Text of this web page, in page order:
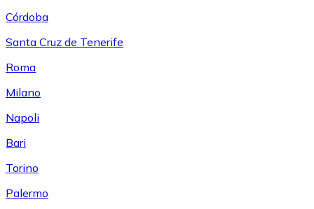
Córdoba
Santa Cruz de Tenerife
Roma
Milano
Napoli
Bari
Torino
Palermo